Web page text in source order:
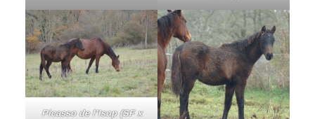
Picasso de l’Isop (SF x